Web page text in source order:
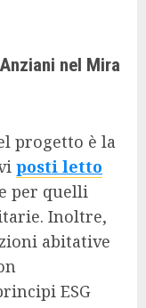
nel Mira
progetto è la
posti letto
per quelli
Inoltre,
abitative
ESG